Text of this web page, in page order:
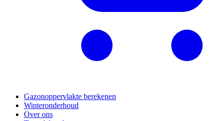
Gazonoppervlakte berekenen
Winteronderhoud
Over ons